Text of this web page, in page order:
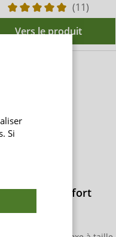
(11)
Vers le produit
Seni Fix Comfort
Si